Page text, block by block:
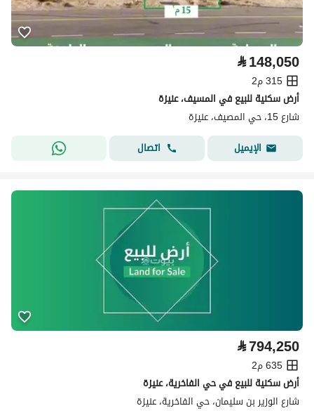
⃁148,050
315 م2
أرض سكنية للبيع في المسيف، عنيزة
شارع 15، حي المصيف، عنيزة
الإيميل
اتصال
⃁794,250
635 م2
أرض سكنية للبيع في حي الفاخرية، عنيزة
شارع الوزير بن سليمان، حي الفاخرية، عنيزة